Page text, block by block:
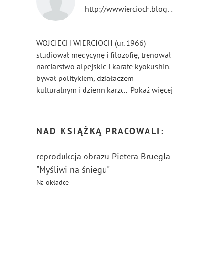
http://wwwiercioch.blog.onet.pl/
WOJCIECH WIERCIOCH (ur. 1966)
studiował medycynę i filozofię, trenował
narciarstwo alpejskie i karate kyokushin,
bywał politykiem, działaczem
kulturalnym i dziennikarzem. Jest
jego myśli znalazły się w renomowanych
antologiach aforyzmów, a zredagowane
bestsellerami. Żyje niespokojnie z żoną
Jolantą, dziećmi Grzesiem i Agatką,
suczką Nuką oraz kotkami Weną i Pippi.
... Pokaż więcej
NAD KSIĄŻKĄ PRACOWALI:
reprodukcja obrazu Pietera Bruegla
"Myśliwi na śniegu"
Na okładce